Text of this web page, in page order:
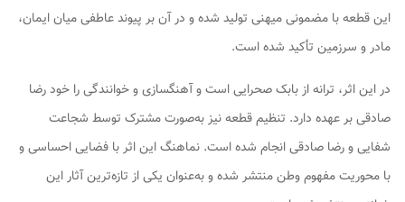
این قطعه با مضمونی میهنی تولید شده و در آن بر پیوند عاطفی میان ایمان،
مادر و سرزمین تأکید شده است.
در این اثر، ترانه از بابک صحرایی است و آهنگسازی و خوانندگی را خود رضا
صادقی بر عهده دارد. تنظیم قطعه نیز به‌صورت مشترک توسط شجاعت
شفایی و رضا صادقی انجام شده است. نماهنگ این اثر با فضایی احساسی و
با محوریت مفهوم وطن منتشر شده و به‌عنوان یکی از تازه‌ترین آثار این